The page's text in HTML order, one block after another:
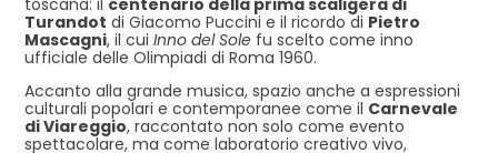
Turandot di Giacomo Puccini e il ricordo di Pietro
Mascagni, il cui Inno del Sole fu scelto come inno
ufficiale delle Olimpiadi di Roma 1960.
Accanto alla grande musica, spazio anche a espressioni
culturali popolari e contemporanee come il Carnevale
di Viareggio, raccontato non solo come evento
spettacolare, ma come laboratorio creativo vivo,